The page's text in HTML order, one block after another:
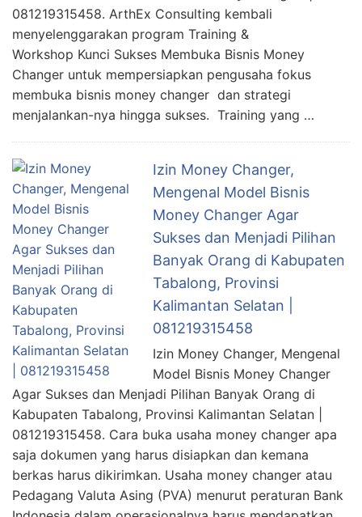
081219315458. ArthEx Consulting kembali
menyelenggarakan program Training &
Workshop Kunci Sukses Membuka Bisnis Money
Changer untuk mempersiapkan pengusaha fokus
membuka bisnis money changer dan strategi
menjalankan-nya hingga sukses. Training yang …
Izin Money Changer,
Mengenal Model Bisnis
Money Changer Agar
Sukses dan Menjadi Pilihan
Banyak Orang di Kabupaten
Tabalong, Provinsi
Kalimantan Selatan |
081219315458
Izin Money Changer, Mengenal
Model Bisnis Money Changer
Agar Sukses dan Menjadi Pilihan Banyak Orang di
Kabupaten Tabalong, Provinsi Kalimantan Selatan |
081219315458. Cara buka usaha money changer apa
saja dokumen yang harus disiapkan dan kemana
berkas harus dikirimkan. Usaha money changer atau
Pedagang Valuta Asing (PVA) menurut peraturan Bank